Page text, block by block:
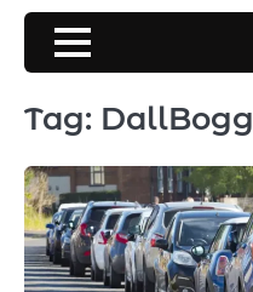
Skip
content
Tag: DallBogg